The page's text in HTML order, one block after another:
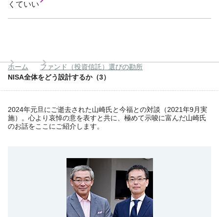
くていい
ホーム
ファンド（投資信託）選びの勘所
NISA全体をどう設計するか（3）
2024年元旦にご逝去された山崎氏と今福との対談（2021年9月実
施）。心より哀悼の意を表すと共に、極めて示唆に富んだ山崎氏
のお話をここにご紹介します。